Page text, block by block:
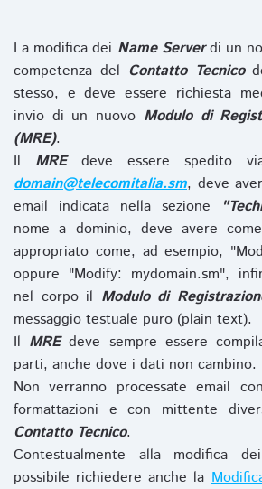
La modifica dei Name Serverdi un
competenza del Contatto Tecnico
stesso, e deve essere richiesta
invio di un nuovo Modulo di
(MRE).
Il MREdeve essere spedito
domain@telecomitalia.sm, deve
email indicata nella sezione
nome a dominio, deve avere
appropriato come, ad esempio,
oppure "Modify: mydomain.sm",
nel corpo il Modulo di
messaggio testuale puro (plain text).
Il MREdeve sempre essere
parti, anche dove i dati non cambino.
Non verranno processate email
formattazioni e con mittente
Contatto Tecnico.
Contestualmente alla modifica
possibile richiedere anche la